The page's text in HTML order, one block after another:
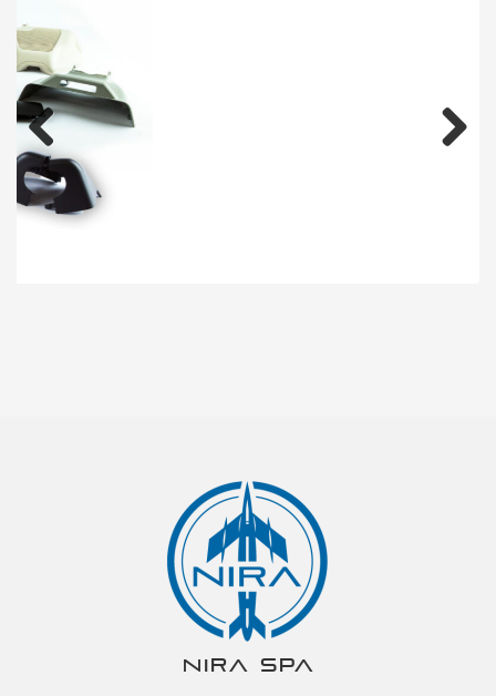
Prev
ious
NIRA spa